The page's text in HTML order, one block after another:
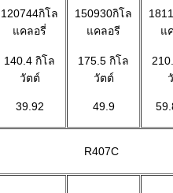
120744กิโล
แคลอรี่
140.4 กิโล
วัตต์
39.92
150930กิโล
แคลอรี
175.5 กิโล
วัตต์
49.9
แ
R407C